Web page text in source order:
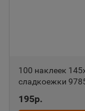
100 наклеек
сладкоежки
195р.